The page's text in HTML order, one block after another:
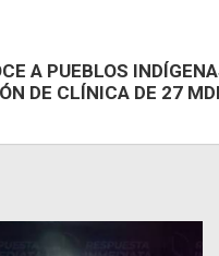
A PUEBLOS
DE CLÍNICA DE 27